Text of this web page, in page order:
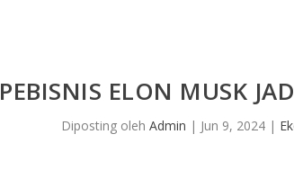
PEBISNIS ELON MUSK
Diposting oleh Admin | Jun 9, 2024|